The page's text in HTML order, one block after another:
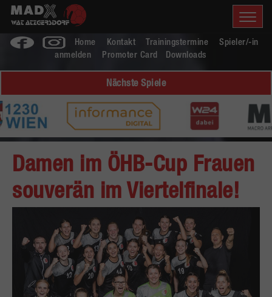
Home Kontakt Trainingstermine
Spieler/-in
anmelden
Promoter Card Downloads
Nächste Spiele
Damen im ÖHB-Cup Frauen
souverän im Viertelfinale!